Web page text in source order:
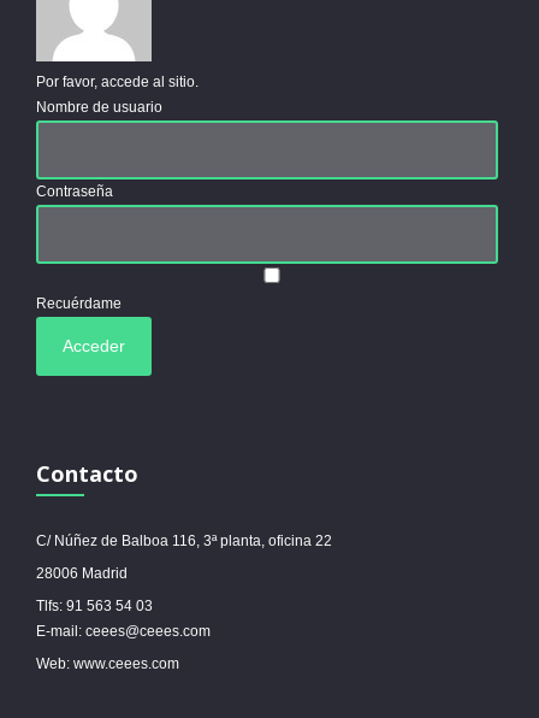
Por favor, accede al sitio.
Nombre de usuario
Contraseña
Recuérdame
Contacto
C/ Núñez de Balboa 116, 3ª planta, oficina 22
28006 Madrid
Tlfs: 91 563 54 03
E-mail: ceees@ceees.com
Web: www.ceees.com